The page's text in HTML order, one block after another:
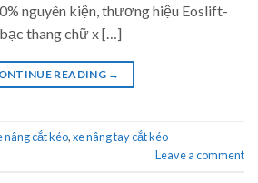
nguyên kiện, thương hiệu Eoslift-
thang chữ x […]
READING →
nâng cắt kéo,xe nâng tay cắt kéo
Leave a comment